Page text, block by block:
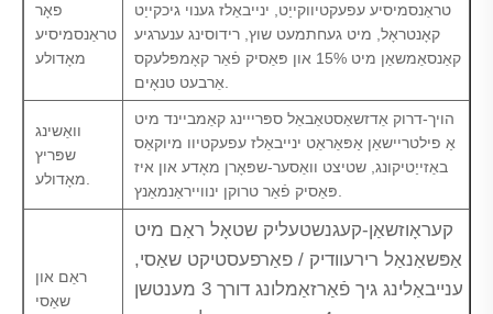
פאָר
טראַנסמיסיע
מאָדולע
טראַנסמיסיע עפעקטיווקייַט, ינייבאַלז גענוי גיכקייַט
קאָנטראָל, מיט געחתמעט שוץ, רידוסינג ענערגיע
קאַנסאַמשאַן מיט 15% און פּאַסיק פֿאַר קאָמפּלעקס
וואַשינג
שפּריץ
הויך-דרוק אַדזשאַסטאַבאַל ספּרייינג קאַמביינד מיט
אַ פילטריישאַן אַפּאַראַט ינייבאַלז עפעקטיוו מיוקאַס
באַזייַטיקונג, שטיצט וואַסער-שפּאָרן מאָדע און איז
ראַם און
שאַסי
קעראָוזשאַן-קעגנשטעליק שטאָל ראַם מיט
אַפּשאַנאַל רירעוודיק / פאַרפעסטיקט שאַסי,
ענייבאַלינג גיך פֿאַרזאַמלונג דורך 3 מענטשן